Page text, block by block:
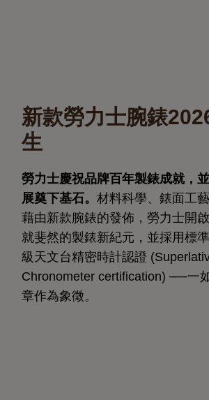
新款勞力士腕錶
生
勞力士慶祝品牌百年製錶成就，
展奠下基石。材料科學、錶面工
藉由新款腕錶的發佈，勞力士開
就斐然的製錶新紀元，並採用標
級天文台精密時計認證
Chronometer certification) ──一
章作為象徵。